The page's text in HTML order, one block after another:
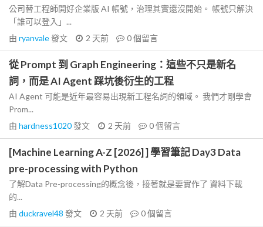
公司替工程師開好企業版 AI 帳號，治理其實還沒開始。 帳號只解決
「誰可以登入」...
由 ryanvale發文 2 天前 0個留言
從 Prompt 到 Graph Engineering：這些不只是新名
詞，而是 AI Agent 踩坑後衍生的工程
AI Agent 可能是近年最容易出現新工程名詞的領域。 我們才剛學會
Prom...
由 hardness1020發文 2 天前 0個留言
[Machine Learning A-Z [2026] ] 學習筆記 Day3 Data
pre-processing with Python
了解Data Pre-processing的概念後，接著就是要實作了 資料下載
的...
由 duckravel48 發文 2 天前 0個留言